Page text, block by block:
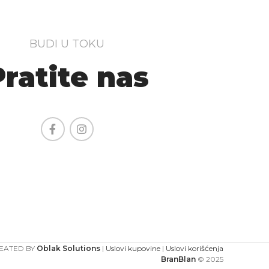
BUDI U TOKU
nas
BY Oblak Solutions | Uslovi kupovine | Uslovi korišćenja
BranBlan © 2025